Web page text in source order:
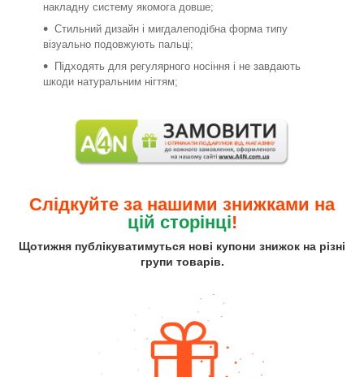
накладну систему якомога довше;
Стильний дизайн і мигдалеподібна форма типу
візуально подовжують пальці;
Підходять для регулярного носіння і не завдають
шкоди натуральним нігтям;
Слідкуйте за нашими знижками на
цій сторінці!
Щотижня публікуватимуться нові купони знижок на різні
групи товарів.